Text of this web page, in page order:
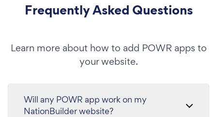
Frequently Asked Questions
Learn more about how to add POWR apps to
your website.
Will any POWR app work on my
NationBuilder website?